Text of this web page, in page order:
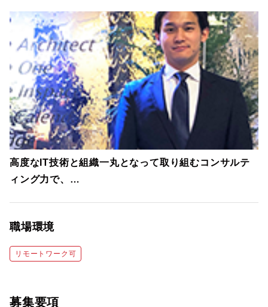
高度なIT技術と組織一丸となって取り組むコンサルテ
ィング力で、
職場環境
リモートワーク可
募集要項